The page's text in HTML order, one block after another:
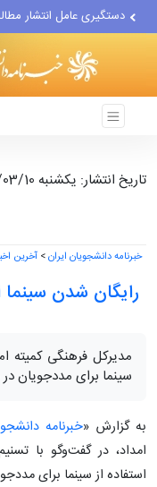
دستگیری عامل انتشار
مواضع مزدوران سعودی را
ضربه مغزی بیش از ۷۰۰ نظامی...
تاریخ انتشار: یکشنبه 1405/03/10 - 18:03
خبرنامه دانشجویان ایران> آخرین
رایگان شدن سینما
مدیرکل فرهنگی کمیته
سینما برای مددجویان
به گزارش «خبرنامه
امداد، در گفت‌وگو با
استفاده از سینما برای